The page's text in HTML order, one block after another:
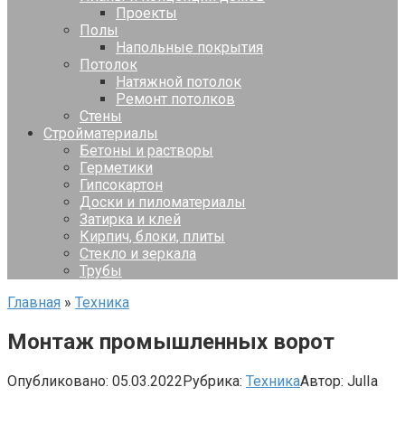
Проекты
Полы
Напольные покрытия
Потолок
Натяжной потолок
Ремонт потолков
Стены
Стройматериалы
Бетоны и растворы
Герметики
Гипсокартон
Доски и пиломатериалы
Затирка и клей
Кирпич, блоки, плиты
Стекло и зеркала
Трубы
Главная » Техника
Монтаж промышленных ворот
Опубликовано: 05.03.2022Рубрика: ТехникаАвтор: JulIa